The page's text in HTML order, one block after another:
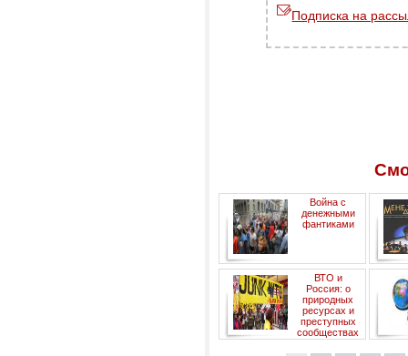
Подписка на
Война с
денежными
фантиками
ВТО и
Россия: о
природных
ресурсах и
преступных
сообществах
(III)